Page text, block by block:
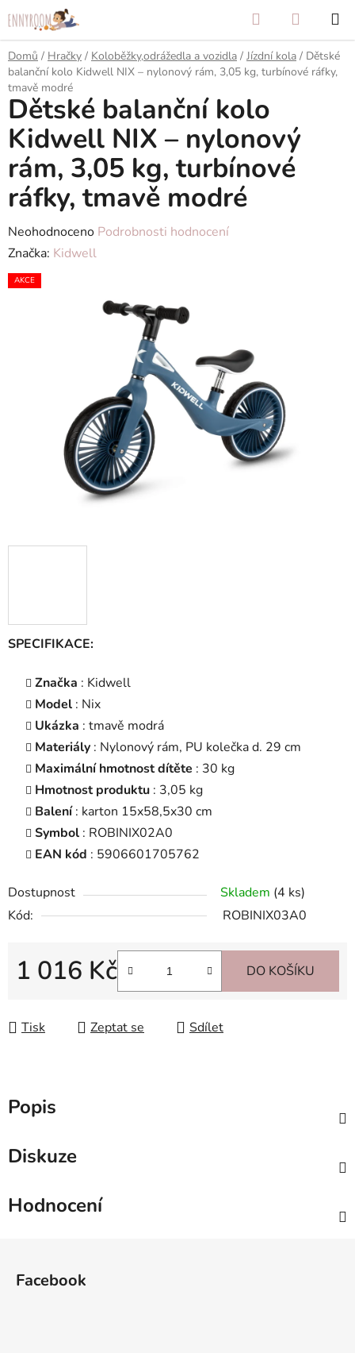
na
obsah
Hledat
KOŠÍK
Domů / Hračky / Koloběžky,odrážedla a vozidla / Jízdní kola / Dětské
balanční kolo Kidwell NIX – nylonový rám, 3,05 kg, turbínové ráfky,
tmavě modré
SPECIFIKACE:
Značka : Kidwell
Model : Nix
Ukázka : tmavě modrá
Materiály : Nylonový rám, PU kolečka d. 29 cm
Maximální hmotnost dítěte : 30 kg
Hmotnost produktu : 3,05 kg
Balení: karton 15x58,5x30 cm
Symbol : ROBINIX02A0
EAN kód : 5906601705762
Dostupnost Skladem (4 ks)
Kód:
ROBINIX03A0
1 016 Kč DO KOŠÍKU
Tisk Zeptat se Sdílet
Dětské balanční kolo
Kidwell NIX – nylonový
rám, 3,05 kg, turbínové
ráfky, tmavě modré
Průměrné
hodnocení
produktu
Neohodnoceno Podrobnosti hodnocení
Značka: Kidwell
AKCE
Popis
Diskuze
Hodnocení
Facebook